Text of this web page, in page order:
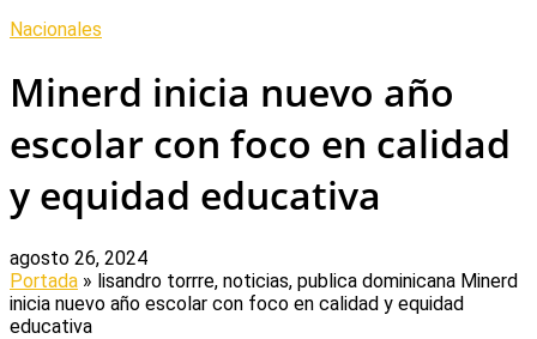
Nacionales
Minerd inicia nuevo año
escolar con foco en calidad
y equidad educativa
agosto 26, 2024
Portada » lisandro torrre, noticias, publica dominicana Minerd
inicia nuevo año escolar con foco en calidad y equidad
educativa